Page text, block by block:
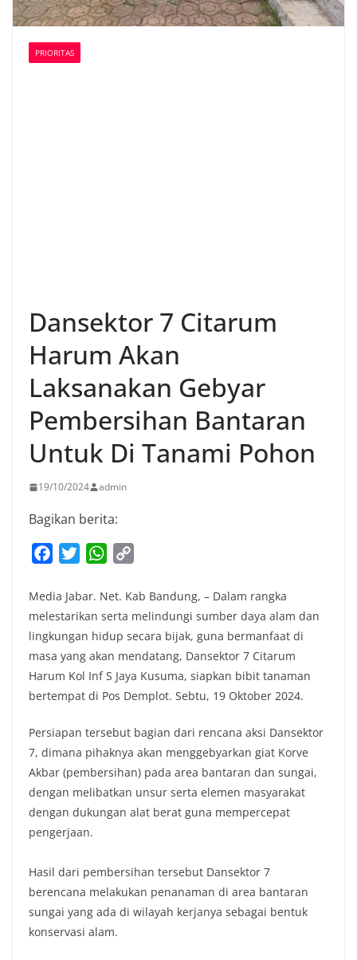
PRIORITAS
Dansektor 7 Citarum
Harum Akan
Laksanakan Gebyar
Pembersihan Bantaran
Untuk Di Tanami Pohon
19/10/2024 admin
Bagikan berita:
c
e
b
o
o
k
i
t
t
e
r
W
a
t
s
A
p
p
p
y
L
i
n
k
Media Jabar. Net. Kab Bandung, – Dalam rangka
melestarikan serta melindungi sumber daya alam dan
lingkungan hidup secara bijak, guna bermanfaat di
masa yang akan mendatang, Dansektor 7 Citarum
Harum Kol Inf S Jaya Kusuma, siapkan bibit tanaman
bertempat di Pos Demplot. Sebtu, 19 Oktober 2024.
Persiapan tersebut bagian dari rencana aksi Dansektor
7, dimana pihaknya akan menggebyarkan giat Korve
Akbar (pembersihan) pada area bantaran dan sungai,
dengan melibatkan unsur serta elemen masyarakat
dengan dukungan alat berat guna mempercepat
pengerjaan.
Hasil dari pembersihan tersebut Dansektor 7
berencana melakukan penanaman di area bantaran
sungai yang ada di wilayah kerjanya sebagai bentuk
konservasi alam.